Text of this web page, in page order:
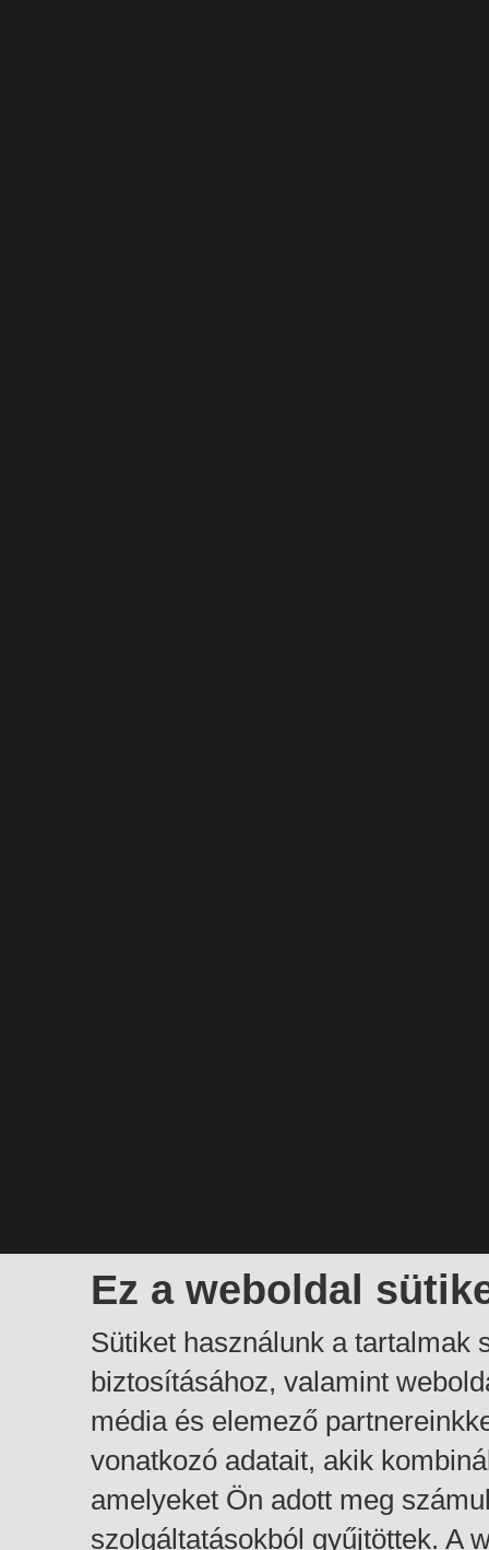
Ez a weboldal
Sütiket használunk a tartalmak
biztosításához, valamint
média és elemező
vonatkozó adatait, akik
amelyeket Ön adott meg
szolgáltatásokból gyűjtöttek. A